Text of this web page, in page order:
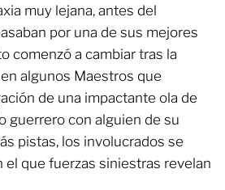
muy lejana, antes del
por una de sus mejores
comenzó a cambiar tras la
algunos Maestros que
de una impactante ola de
guerrero con alguien de su
pistas, los involucrados se
que fuerzas siniestras revelan